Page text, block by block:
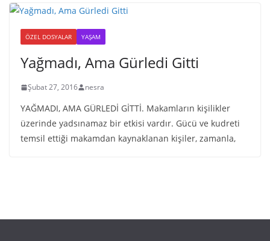
ÖZEL DOSYALAR YAŞAM
Yağmadı, Ama Gürledi Gitti
Şubat 27, 2016 nesra
YAĞMADI, AMA GÜRLEDİ GİTTİ. Makamların kişilikler
üzerinde yadsınamaz bir etkisi vardır. Gücü ve kudreti
temsil ettiği makamdan kaynaklanan kişiler, zamanla,